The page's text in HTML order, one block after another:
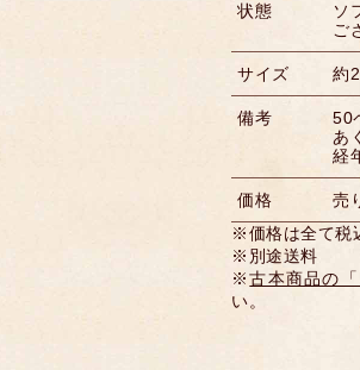
状態
ソ
ご
サイズ 約
備考
50
あ
経
価格
売
※価格は全て税
※別途送料
※古本商品の
い。